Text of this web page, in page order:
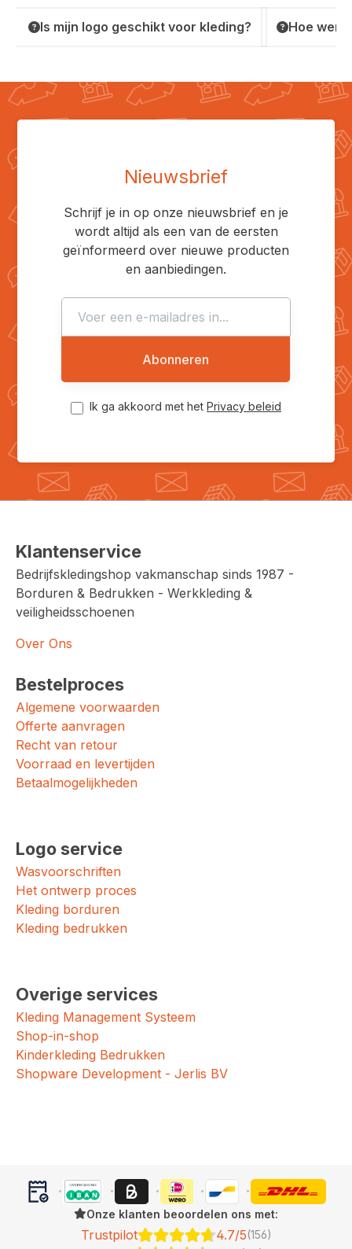
Is mijn logo geschikt voor kleding? Hoe
Nieuwsbrief
Schrijf je in op onze nieuwsbrief en je
wordt altijd als een van de eersten
geïnformeerd over nieuwe producten
en aanbiedingen.
Abonneren
Ik ga akkoord met het Privacy beleid
Klantenservice
Bedrijfskledingshop vakmanschap sinds 1987 -
Borduren & Bedrukken - Werkkleding &
veiligheidsschoenen
Over Ons
Bestelproces
Algemene voorwaarden
Offerte aanvragen
Recht van retour
Voorraad en levertijden
Betaalmogelijkheden
Logo service
Wasvoorschriften
Het ontwerp proces
Kleding borduren
Kleding bedrukken
Overige services
Kleding Management Systeem
Shop-in-shop
Kinderkleding Bedrukken
Shopware Development - Jerlis BV
Onze klanten beoordelen ons met:
Trustpilot 4.7/5(156)